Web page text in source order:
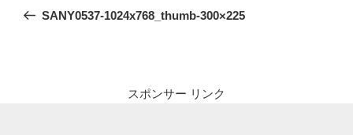
ナ
の
SANY0537-1024x768_thumb-300×225
スポンサー リンク